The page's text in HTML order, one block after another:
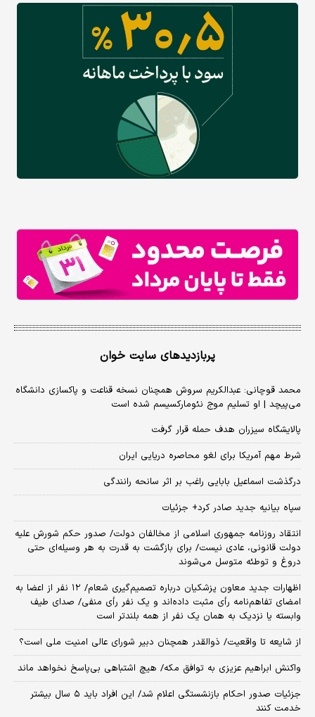
پربازدیدهای سایت خوان
محمد قوچانی: عبدالکریم سروش همچنان نسخه قناعت و پاکسازی دانشگاه
می‌پیچد | او تسلیم موج نئومارکسیسم شده است
پالایشگاه سیزران هدف حمله قرار گرفت
شرط مهم آمریکا برای لغو محاصره دریایی ایران
درگذشت اسماعیل بابایی راغب بر اثر سانحه رانندگی
سپاه بیانیه جدید صادر کرد+ جزئیات
انتقاد روزنامه جمهوری اسلامی از مخالفان دولت/ صدور حکم شورش علیه
دولت قانونی، عادی نیست/ برای بازگشت به قدرت به هر وسیله‌ای حتی
دروغ و توطئه متوسل می‌شوند
اظهارات جدید معاون پزشکیان درباره تصمیم‌گیری شعام/ ۱۲ نفر از اعضا به
امضای تفاهم‌نامه رأی مثبت داده‌اند و یک نفر رأی منفی/ صدای طیف
وابسته یا نزدیک به همان یک نفر از همه بلندتر است
از شایعه تا واقعیت/ ذوالقدر همچنان دبیر شورای ‌عالی امنیت ملی است؟
واکنش ابراهیم عزیزی به توافق مکه/ هیچ اشتباهی بی‌پاسخ نخواهد ماند
جزئیات صدور احکام بازنشستگی اعلام شد/ این افراد باید ۵ سال بیشتر
خدمت کنند